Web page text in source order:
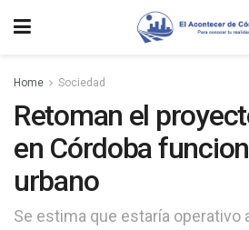
Home Sociedad
Retoman el
en Córdoba
urbano
Se estima que estaría operativo